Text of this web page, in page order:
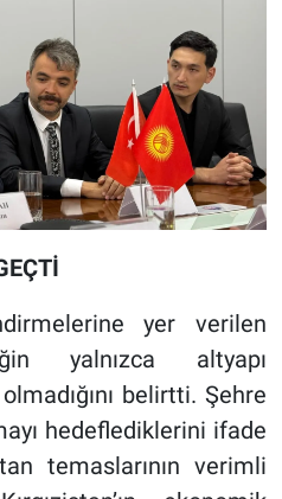
yer verilen
yalnızca altyapı
belirtti. Şehre
hedeflediklerini ifade
temaslarının verimli